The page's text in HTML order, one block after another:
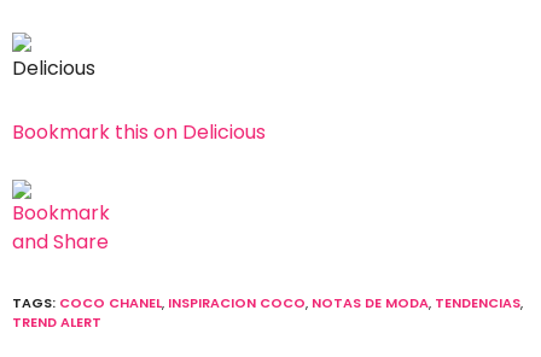
Bookmark this on Delicious
TAGS: COCO CHANEL, INSPIRACION COCO, NOTAS DE MODA, TENDENCIAS,
TREND ALERT